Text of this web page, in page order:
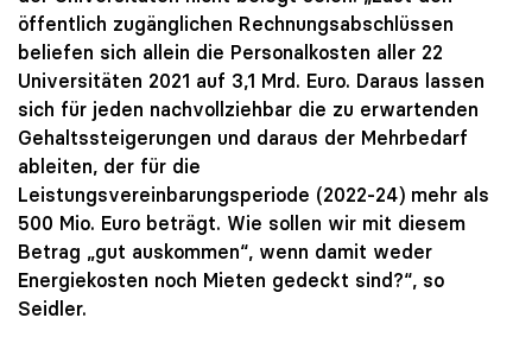
öffentlich zugänglichen Rechnungsabschlüssen
beliefen sich allein die Personalkosten aller 22
Universitäten 2021 auf 3,1 Mrd. Euro. Daraus lassen
sich für jeden nachvollziehbar die zu erwartenden
Gehaltssteigerungen und daraus der Mehrbedarf
ableiten, der für die
Leistungsvereinbarungsperiode (2022-24) mehr als
500 Mio. Euro beträgt. Wie sollen wir mit diesem
Betrag „gut auskommen“, wenn damit weder
Energiekosten noch Mieten gedeckt sind?“, so
Seidler.